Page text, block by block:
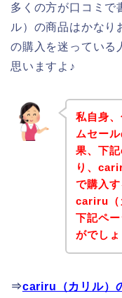
多くの方が口コミで
ル）の商品はかなり
の購入を迷っている
思いますよ♪
私自身
ムセー
果、下
り、
で購入
cariru（
下記ペ
がでしょ
⇒cariru（カリル）